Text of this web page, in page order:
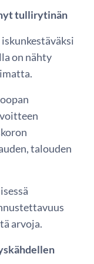
tullirytinän
on nähty
talouden
arvoja.